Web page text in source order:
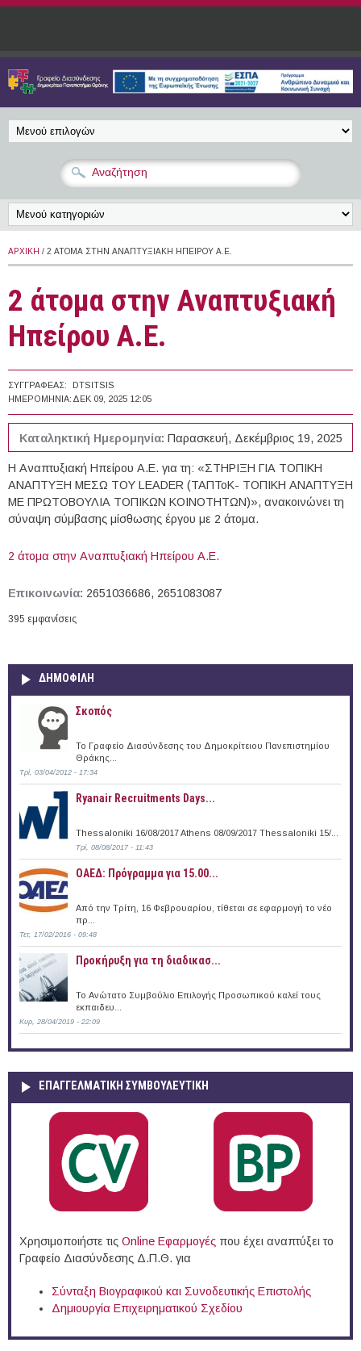
Παράκαμψη προς το κυρίως περιεχόμενο
ΑΡΧΙΚΉ / 2 ΆΤΟΜΑ ΣΤΗΝ ΑΝΑΠΤΥΞΙΑΚΉ ΗΠΕΊΡΟΥ Α.Ε.
2 άτομα στην Αναπτυξιακή
Ηπείρου Α.Ε.
ΣΥΓΓΡΑΦΈΑΣ:
DTSITSIS
ΗΜΕΡΟΜΗΝΊΑ: ΔΕΚ 09, 2025 12:05
Καταληκτική Ημερομηνία: Παρασκευή, Δεκέμβριος 19, 2025
Η Αναπτυξιακή Ηπείρου Α.Ε. για τη: «ΣΤΗΡΙΞΗ ΓΙΑ ΤΟΠΙΚΗ
ΑΝΑΠΤΥΞΗ ΜΕΣΩ ΤΟΥ LEADER (ΤΑΠΤοΚ- ΤΟΠΙΚΗ ΑΝΑΠΤΥΞΗ
ΜΕ ΠΡΩΤΟΒΟΥΛΙΑ ΤΟΠΙΚΩΝ ΚΟΙΝΟΤΗΤΩΝ)», ανακοινώνει τη
σύναψη σύμβασης μίσθωσης έργου με 2 άτομα.
2 άτομα στην Αναπτυξιακή Ηπείρου Α.Ε.
Επικοινωνία: 2651036686, 2651083087
395 εμφανίσεις
ΔΗΜΟΦΙΛΗ
Σκοπός
Το Γραφείο Διασύνδεσης του Δημοκρίτειου Πανεπιστημίου
Θράκης...
Τρί, 03/04/2012 - 17:34
Ryanair Recruitments Days...
Thessaloniki 16/08/2017 Athens 08/09/2017 Thessaloniki 15/...
Τρί, 08/08/2017 - 11:43
ΟΑΕΔ: Πρόγραμμα για 15.00...
Από την Τρίτη, 16 Φεβρουαρίου, τίθεται σε εφαρμογή το νέο
πρ...
Τετ, 17/02/2016 - 09:48
Προκήρυξη για τη διαδικασ...
Το Ανώτατο Συμβούλιο Επιλογής Προσωπικού καλεί τους
εκπαιδευ...
Κυρ, 28/04/2019 - 22:09
ΕΠΑΓΓΕΛΜΑΤΙΚΉ ΣΥΜΒΟΥΛΕΥΤΙΚΉ
Χρησιμοποιήστε τις Online Eφαρμογές που έχει αναπτύξει το
Γραφείο Διασύνδεσης Δ.Π.Θ. για
Σύνταξη Βιογραφικού και Συνοδευτικής Επιστολής
Δημιουργία Επιχειρηματικού Σχεδίου